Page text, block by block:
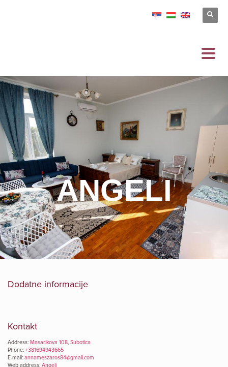
ANGELI
Dodatne informacije
Kontakt
Address: Masarikova 108, Subotica
Phone: +381694943665
E-mail: annameszaros84@gmail.com
Web address: Angeli